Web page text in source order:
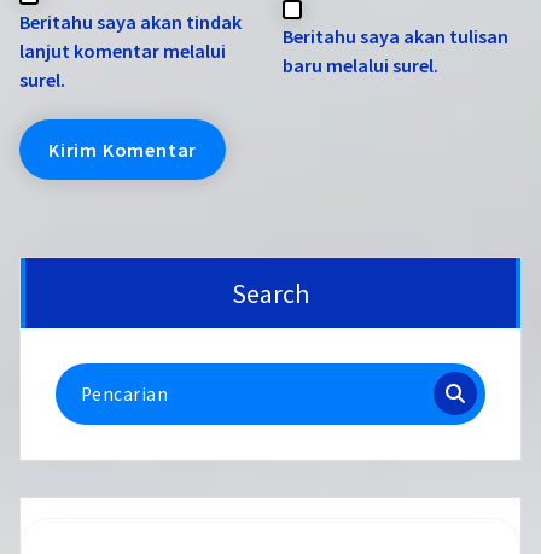
Beritahu saya akan tindak
lanjut komentar melalui
surel.
Beritahu saya akan tulisan
baru melalui surel.
Search
Pencarian
untuk: